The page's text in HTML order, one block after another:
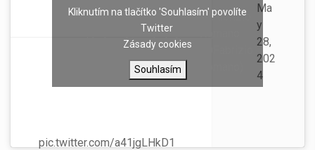
Xabi Alonso already made
contact with the player, he's keen
on joining and trying new chapter
pic.twitter.com/a41jgLHkD1
— Fabrizio
Ma
y
28,
202
4
Kliknutím na tlačítko 'Souhlasím' povolíte
Twitter
Zásady cookies
Souhlasím